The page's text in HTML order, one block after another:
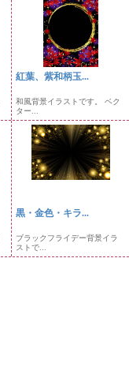
紅葉、紫和柄玉...
和風背景イラストです。 ベク
ター...
黒・金色・キラ...
ブラックフライデー背景イラ
ストで...